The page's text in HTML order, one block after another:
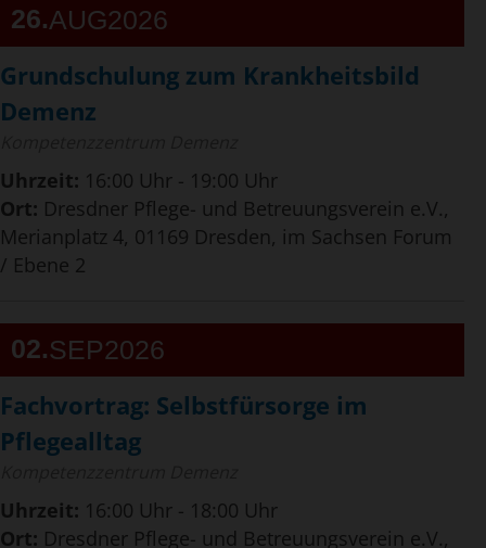
26 AUG2026
Grundschulung zum Krankheitsbild
Demenz
Uhrzeit: 16:00 Uhr - 19:00 Uhr
Ort: Dresdner Pflege- und Betreuungsverein e.V.,
Merianplatz 4, 01169 Dresden, im Sachsen Forum
/ Ebene 2
02 SEP2026
Fachvortrag: Selbstfürsorge im
Pflegealltag
Uhrzeit: 16:00 Uhr - 18:00 Uhr
Ort: Dresdner Pflege- und Betreuungsverein e.V.,